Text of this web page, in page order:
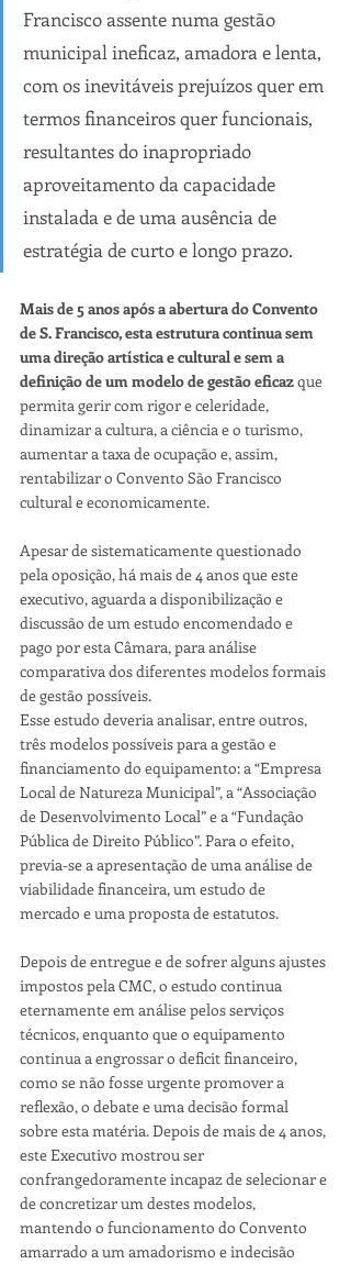
Francisco assente numa gestão
municipal ineficaz, amadora e lenta,
com os inevitáveis prejuízos quer em
termos financeiros quer funcionais,
resultantes do inapropriado
aproveitamento da capacidade
instalada e de uma ausência de
estratégia de curto e longo prazo.
Mais de 5 anos após a abertura do Convento
de S. Francisco, esta estrutura continua sem
uma direção artística e cultural e sem a
definição de um modelo de gestão eficaz que
permita gerir com rigor e celeridade,
dinamizar a cultura, a ciência e o turismo,
aumentar a taxa de ocupação e, assim,
rentabilizar o Convento São Francisco
cultural e economicamente.
Apesar de sistematicamente questionado
pela oposição, há mais de 4 anos que este
executivo, aguarda a disponibilização e
discussão de um estudo encomendado e
pago por esta Câmara, para análise
comparativa dos diferentes modelos formais
de gestão possíveis.
Esse estudo deveria analisar, entre outros,
três modelos possíveis para a gestão e
financiamento do equipamento: a “Empresa
Local de Natureza Municipal”, a “Associação
de Desenvolvimento Local” e a “Fundação
Pública de Direito Público”. Para o efeito,
previa-se a apresentação de uma análise de
viabilidade financeira, um estudo de
mercado e uma proposta de estatutos.
Depois de entregue e de sofrer alguns ajustes
impostos pela CMC, o estudo continua
eternamente em análise pelos serviços
técnicos, enquanto que o equipamento
continua a engrossar o deficit financeiro,
como se não fosse urgente promover a
reflexão, o debate e uma decisão formal
sobre esta matéria. Depois de mais de 4 anos,
este Executivo mostrou ser
confrangedoramente incapaz de selecionar e
de concretizar um destes modelos,
mantendo o funcionamento do Convento
amarrado a um amadorismo e indecisão